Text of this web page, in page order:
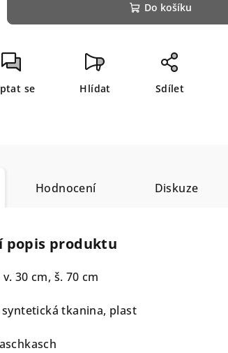
Do košíku
se Hlídat Sdílet
Hodnocení Diskuze
popis produktu
v. 30 cm, š. 70 cm
syntetická tkanina, plast